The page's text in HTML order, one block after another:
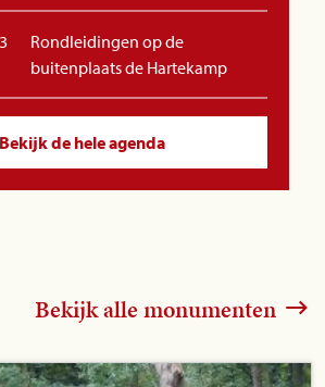
Rondleidingen op de
buitenplaats de Hartekamp
Bekijk de hele agenda
Bekijk alle monumenten